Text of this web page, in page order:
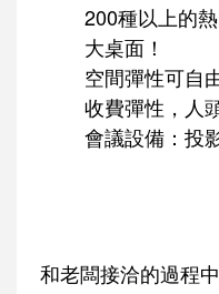
200種以上的熱
大桌面！
空間彈性可自
收費彈性，人
會議設備：投
和老闆接洽的過程